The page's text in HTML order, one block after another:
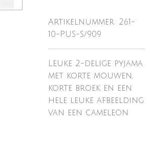
Artikelnummer: 261-
10-PUS-S/909
Leuke 2-delige pyjama
met korte mouwen,
korte broek en een
hele leuke afbeelding
van een cameleon